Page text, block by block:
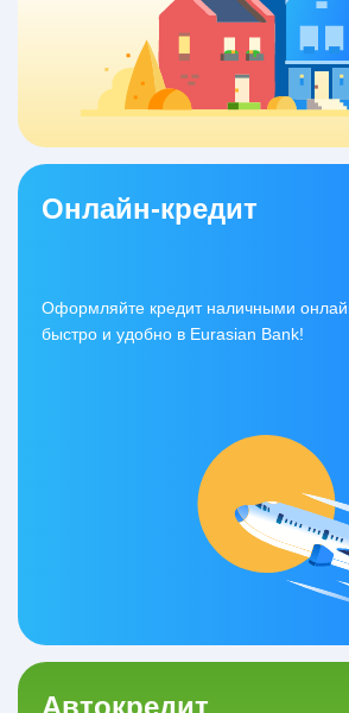
Онлайн-кредит
Оформляйте кредит наличными
быстро и удобно в Eurasian Bank!
Автокредит